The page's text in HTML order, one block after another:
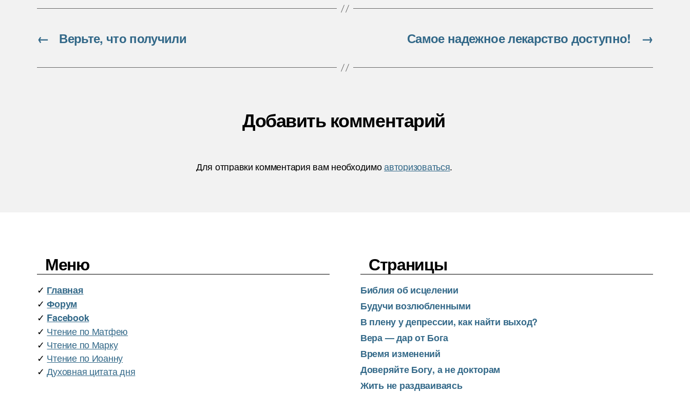
← Верьте, что получили →
Самое надежное лекарство доступно!
Добавить комментарий
Для отправки комментария вам необходимоавторизоваться.
Меню
✓ Главная
✓Форум
✓ Facebook
✓ Чтение по Матфею
✓ Чтение по Марку
✓ Чтение по Иоанну
✓Духовная цитата дня
Страницы
Библия об исцелении
Будучи возлюбленными
В плену у депрессии, как найти выход?
Вера — дар от Бога
Время изменений
Доверяйте Богу, а не докторам
Жить не раздваиваясь